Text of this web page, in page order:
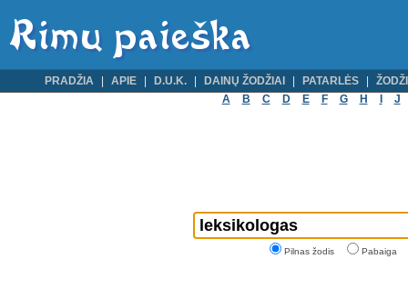
PRADŽIA APIE D.U.K. DAINŲ ŽODŽIAI PATARLĖS
A
B C D E F G H J
Pilnas žodis Pabaiga